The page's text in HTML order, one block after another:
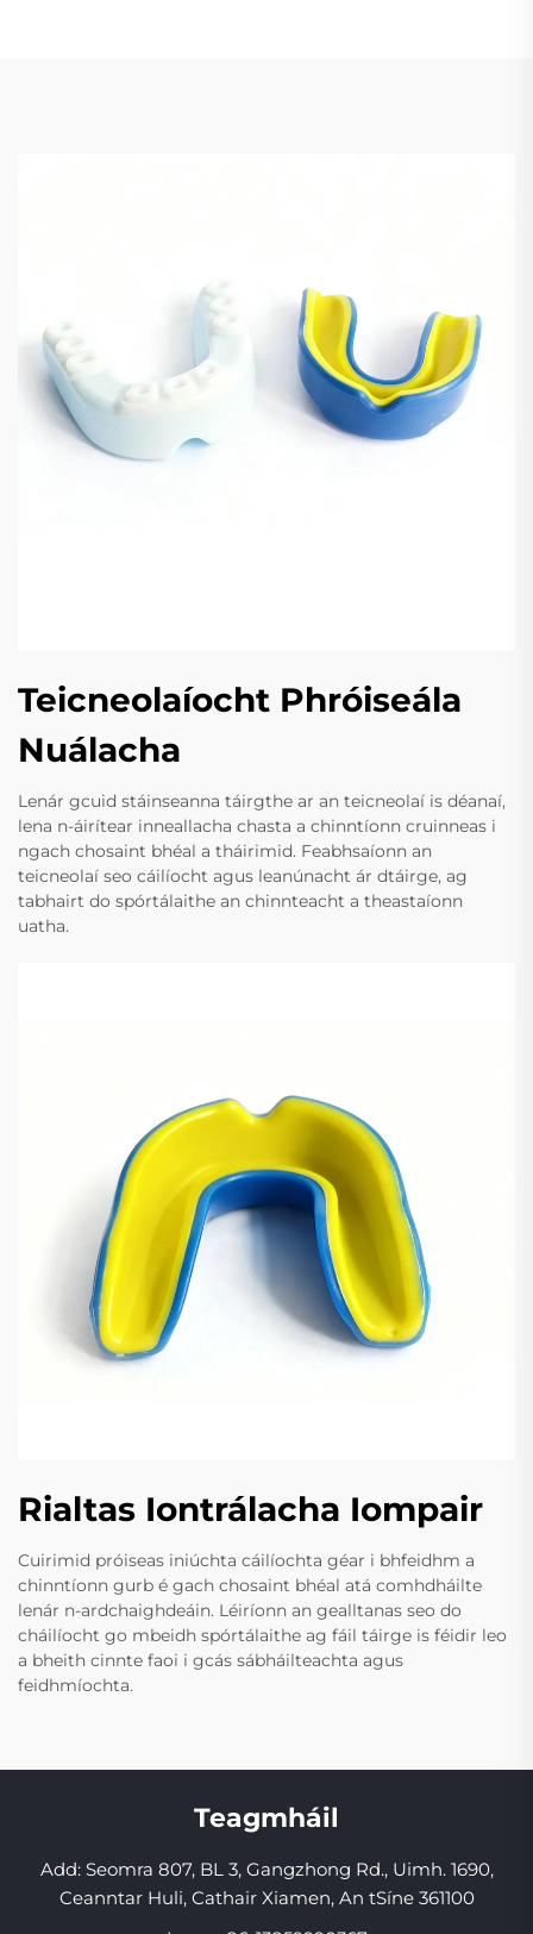
Teicneolaíocht Phróiseála
Nuálacha
Lenár gcuid stáinseanna táirgthe ar an teicneolaí is déanaí,
lena n-áirítear inneallacha chasta a chinntíonn cruinneas i
ngach chosaint bhéal a tháirimid. Feabhsaíonn an
teicneolaí seo cáilíocht agus leanúnacht ár dtáirge, ag
tabhairt do spórtálaithe an chinnteacht a theastaíonn
uatha.
Rialtas Iontrálacha Iompair
Cuirimid próiseas iniúchta cáilíochta géar i bhfeidhm a
chinntíonn gurb é gach chosaint bhéal atá comhdháilte
lenár n-ardchaighdeáin. Léiríonn an gealltanas seo do
cháilíocht go mbeidh spórtálaithe ag fáil táirge is féidir leo
a bheith cinnte faoi i gcás sábháilteachta agus
feidhmíochta.
Teagmháil
Add: Seomra 807, BL 3, Gangzhong Rd., Uimh. 1690,
Ceanntar Huli, Cathair Xiamen, An tSíne 361100